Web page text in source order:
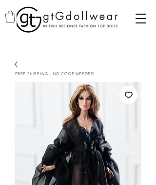
FREE SHIPPING - NO CODE NEEDED